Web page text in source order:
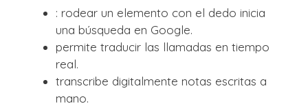
: rodear un elemento con el dedo inicia
una búsqueda en Google.
permite traducir las llamadas en tiempo
real.
transcribe digitalmente notas escritas a
mano.